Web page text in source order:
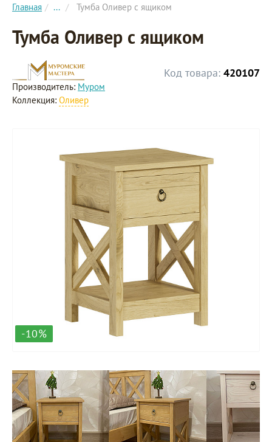
Главная ... Тумба Оливер с ящиком
Тумба Оливер с ящиком
Код товара: 420107
Производитель: Муром
Коллекция: Оливер
-10%